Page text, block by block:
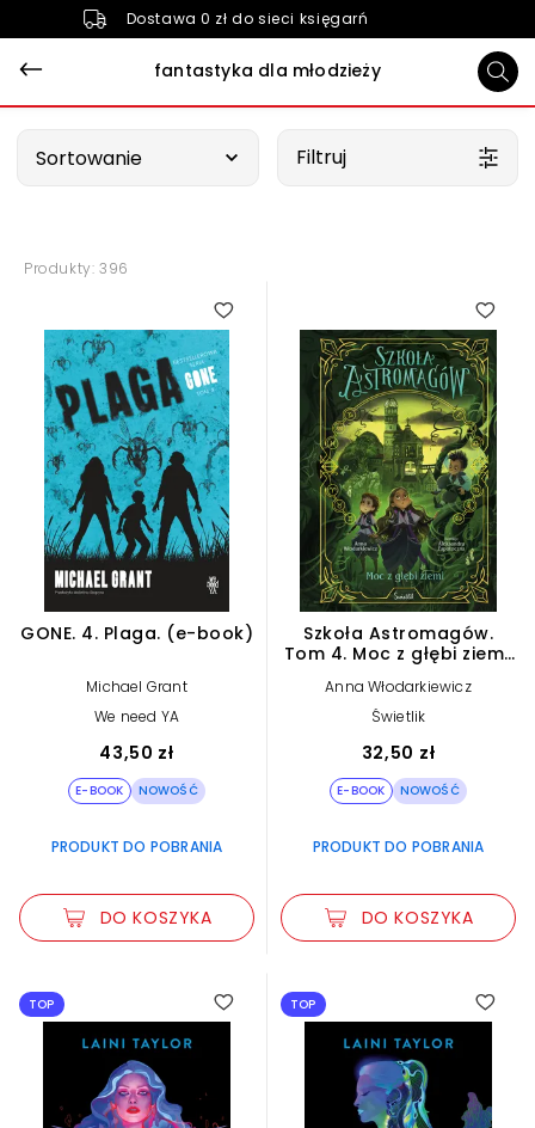
Dostawa 0 zł do sieci księgarń
fantastyka dla młodzieży
Sortowanie Filtruj
Produkty: 396
GONE. 4. Plaga. (e-book)
Michael Grant
We need YA
43,50 zł
E-BOOK NOWOŚĆ
PRODUKT DO POBRANIA
DO KOSZYKA
Szkoła Astromagów.
Tom 4. Moc z głębi ziemi.
Tom 4 (e-book)
Anna Włodarkiewicz
Świetlik
32,50 zł
E-BOOK NOWOŚĆ
PRODUKT DO POBRANIA
DO KOSZYKA
TOP TOP